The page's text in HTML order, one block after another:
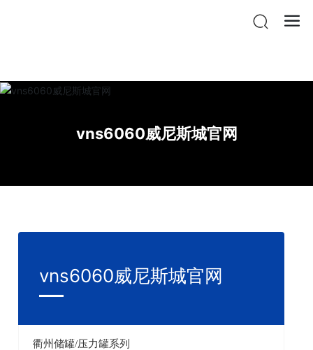
vnsr威尼斯城官网登入
vns6060威尼斯城官网
vns6060威尼斯城官网
衢州储罐/压力罐系列